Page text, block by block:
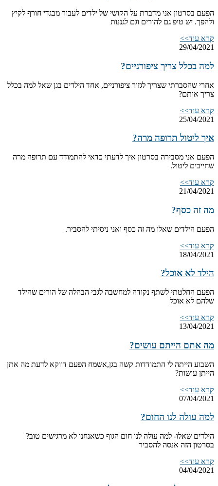
הפעם בסרטון אני מדברת על הקושי של ילדים לעבור מבגדי חורף לקיץ
ולהפך. יש טיפ גם להורים וגם לגננות
קרא עוד>>
29/04/2021
למה בכלל צריך ציפורניים?
אחרי שהסברתי שצריך לגזור ציפורניים, אחד הילדים בגן שאל למה בכלל
צריך אותם?
קרא עוד>>
25/04/2021
איך ליטול תרופה מרה?
הפעם אני מסבירה בסרטון איך לדעתי כדאי להתמודד עם תרופה מרה
שחייבים ליטול.
קרא עוד>>
21/04/2021
מה זה כסף?
הפעם הילדים שאלו מה זה כסף ואני ניסיתי להסביר.
קרא עוד>>
18/04/2021
הילד לא אוכל?
הפעם החלטתי לשתף נקודה למחשבה לגבי הבהלה של הורים שהילד
שלהם לא אוכל
קרא עוד>>
13/04/2021
מה אתם הייתם עושים?
השבוע הייתה לי התמודדות קשה בגן,אשמח הפעם דווקא לדעת מה אתן
הייתן עושות?
קרא עוד>>
07/04/2021
למה עולה לנו החום?
הילדים שאלו- למה עולה לנו חום הגוף כשאנחנו לא מרגישים טוב?
בסרטון הזה אנסה להסביר
קרא עוד>>
04/04/2021